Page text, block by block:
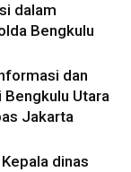
dalam
Bengkulu
dan
Bengkulu Utara
Jakarta
dinas